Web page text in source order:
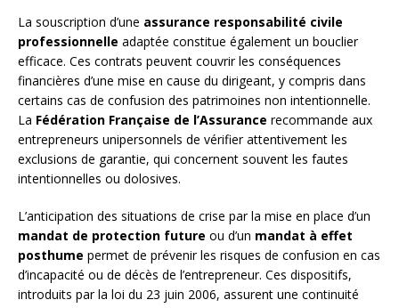
La souscription d’une assurance responsabilité civile
professionnelle adaptée constitue également un bouclier
efficace. Ces contrats peuvent couvrir les conséquences
financières d’une mise en cause du dirigeant, y compris dans
certains cas de confusion des patrimoines non intentionnelle.
La Fédération Française de l’Assurance recommande aux
entrepreneurs unipersonnels de vérifier attentivement les
exclusions de garantie, qui concernent souvent les fautes
intentionnelles ou dolosives.
L’anticipation des situations de crise par la mise en place d’un
mandat de protection future ou d’un mandat à effet
posthume permet de prévenir les risques de confusion en cas
d’incapacité ou de décès de l’entrepreneur. Ces dispositifs,
introduits par la loi du 23 juin 2006, assurent une continuité